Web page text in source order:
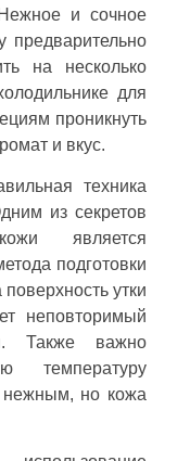
и сочное
предварительно
на несколько
для
проникнуть
и вкус.
техника
из секретов
является
подготовки
утки
неповторимый
Также важно
температуру
нежным, но кожа